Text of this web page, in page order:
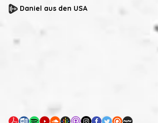
Daniel aus den USA